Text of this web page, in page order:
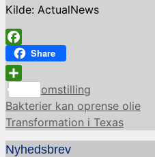
Kilde: ActualNews
Facebook
Share
Share
Kategorier
omstilling
Bakterier kan oprense olie
Transformation i Texas
Nyhedsbrev